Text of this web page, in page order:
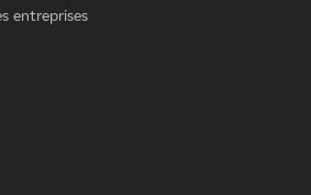
entreprises